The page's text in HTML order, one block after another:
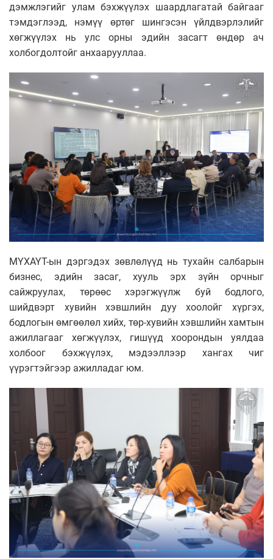
дэмжлэгийг улам бэхжүүлэх шаардлагатай байгааг
тэмдэглээд, нэмүү өртөг шингэсэн үйлдвэрлэлийг
хөгжүүлэх нь улс орны эдийн засагт өндөр ач
холбогдолтойг анхаарууллаа.
МҮХАҮТ-ын дэргэдэх зөвлөлүүд нь тухайн салбарын
бизнес, эдийн засаг, хууль эрх зүйн орчныг
сайжруулах, төрөөс хэрэгжүүлж буй бодлого,
шийдвэрт хувийн хэвшлийн дуу хоолойг хүргэх,
бодлогын өмгөөлөл хийх, төр-хувийн хэвшлийн хамтын
ажиллагааг хөгжүүлэх, гишүүд хоорондын уялдаа
холбоог бэхжүүлэх, мэдээллээр хангах чиг
үүрэгтэйгээр ажилладаг юм.